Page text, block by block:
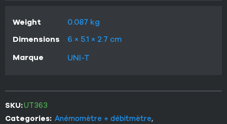
Weight
0.087 kg
Dimensions
6 × 5.1 × 2.7 cm
Marque
UNI-T
SKU:UT363
Categories: Anémomètre + débitmètre,